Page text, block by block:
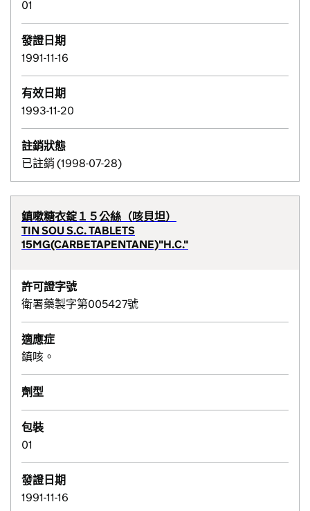
01
發證日期
1991-11-16
有效日期
1993-11-20
註銷狀態
已註銷 (1998-07-28)
鎮嗽糖衣錠１５公絲（咳貝坦）
TIN SOU S.C. TABLETS
15MG(CARBETAPENTANE)"H.C."
許可證字號
衛署藥製字第005427號
適應症
鎮咳。
劑型
包裝
01
發證日期
1991-11-16